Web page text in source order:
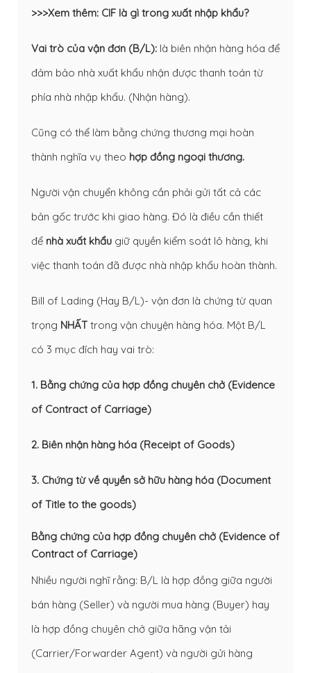
>>>Xem thêm: CIF là gì trong xuất nhập khẩu?
Vai trò của vận đơn (B/L): là biên nhận hàng hóa để
đảm bảo nhà xuất khẩu nhận được thanh toán từ
phía nhà nhập khẩu. (Nhận hàng).
Cũng có thể làm bằng chứng thương mại hoàn
thành nghĩa vụ theo hợp đồng ngoại thương.
Người vận chuyển không cần phải gửi tất cả các
bản gốc trước khi giao hàng. Đó là điều cần thiết
để nhà xuất khẩu giữ quyền kiểm soát lô hàng, khi
việc thanh toán đã được nhà nhập khẩu hoàn thành.
Bill of Lading (Hay B/L)- vận đơn là chứng từ quan
trọng NHẤT trong vận chuyện hàng hóa. Một B/L
có 3 mục đích hay vai trò:
1. Bằng chứng của hợp đồng chuyên chở (Evidence
of Contract of Carriage)
2. Biên nhận hàng hóa (Receipt of Goods)
3. Chứng từ về quyền sở hữu hàng hóa (Document
of Title to the goods)
Bằng chứng của hợp đồng chuyên chở (Evidence of
Contract of Carriage)
Nhiều người nghĩ rằng: B/L là hợp đồng giữa người
bán hàng (Seller) và người mua hàng (Buyer) hay
là hợp đồng chuyên chở giữa hãng vận tải
(Carrier/Forwarder Agent) và người gửi hàng